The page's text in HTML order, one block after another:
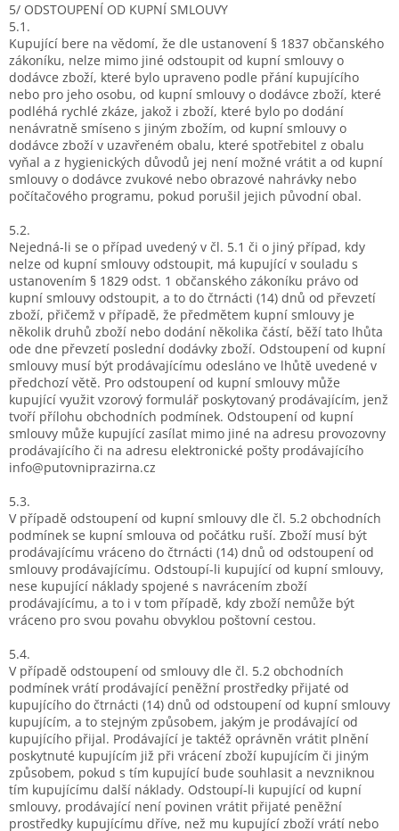
5/ ODSTOUPENÍ OD KUPNÍ SMLOUVY
5.1.
Kupující bere na vědomí, že dle ustanovení § 1837 občanského
zákoníku, nelze mimo jiné odstoupit od kupní smlouvy o
dodávce zboží, které bylo upraveno podle přání kupujícího
nebo pro jeho osobu, od kupní smlouvy o dodávce zboží, které
podléhá rychlé zkáze, jakož i zboží, které bylo po dodání
nenávratně smíseno s jiným zbožím, od kupní smlouvy o
dodávce zboží v uzavřeném obalu, které spotřebitel z obalu
vyňal a z hygienických důvodů jej není možné vrátit a od kupní
smlouvy o dodávce zvukové nebo obrazové nahrávky nebo
počítačového programu, pokud porušil jejich původní obal.
5.2.
Nejedná-li se o případ uvedený v čl. 5.1 či o jiný případ, kdy
nelze od kupní smlouvy odstoupit, má kupující v souladu s
ustanovením § 1829 odst. 1 občanského zákoníku právo od
kupní smlouvy odstoupit, a to do čtrnácti (14) dnů od převzetí
zboží, přičemž v případě, že předmětem kupní smlouvy je
několik druhů zboží nebo dodání několika částí, běží tato lhůta
ode dne převzetí poslední dodávky zboží. Odstoupení od kupní
smlouvy musí být prodávajícímu odesláno ve lhůtě uvedené v
předchozí větě. Pro odstoupení od kupní smlouvy může
kupující využit vzorový formulář poskytovaný prodávajícím, jenž
tvoří přílohu obchodních podmínek. Odstoupení od kupní
smlouvy může kupující zasílat mimo jiné na adresu provozovny
prodávajícího či na adresu elektronické pošty prodávajícího
info@putovniprazirna.cz
5.3.
V případě odstoupení od kupní smlouvy dle čl. 5.2 obchodních
podmínek se kupní smlouva od počátku ruší. Zboží musí být
prodávajícímu vráceno do čtrnácti (14) dnů od odstoupení od
smlouvy prodávajícímu. Odstoupí-li kupující od kupní smlouvy,
nese kupující náklady spojené s navrácením zboží
prodávajícímu, a to i v tom případě, kdy zboží nemůže být
vráceno pro svou povahu obvyklou poštovní cestou.
5.4.
V případě odstoupení od smlouvy dle čl. 5.2 obchodních
podmínek vrátí prodávající peněžní prostředky přijaté od
kupujícího do čtrnácti (14) dnů od odstoupení od kupní smlouvy
kupujícím, a to stejným způsobem, jakým je prodávající od
kupujícího přijal. Prodávající je taktéž oprávněn vrátit plnění
poskytnuté kupujícím již při vrácení zboží kupujícím či jiným
způsobem, pokud s tím kupující bude souhlasit a nevzniknou
tím kupujícímu další náklady. Odstoupí-li kupující od kupní
smlouvy, prodávající není povinen vrátit přijaté peněžní
prostředky kupujícímu dříve, než mu kupující zboží vrátí nebo